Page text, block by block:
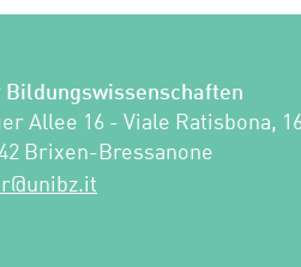
Bildungswissenschaften
Allee 16 - Viale Ratisbona,
Brixen-Bressanone